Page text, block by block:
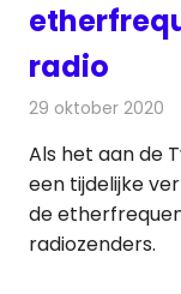
radio
29 oktober 2020
Als het aan de
een tijdelijke
de
radiozenders.